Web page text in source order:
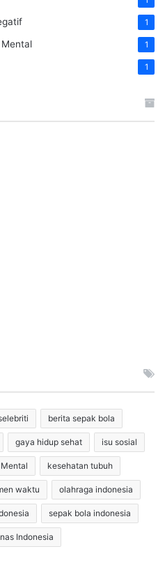
1
1
1
berita sepak bola
gaya hidup sehat isu sosial
kesehatan tubuh
waktu olahraga indonesia
sepak bola indonesia
Indonesia